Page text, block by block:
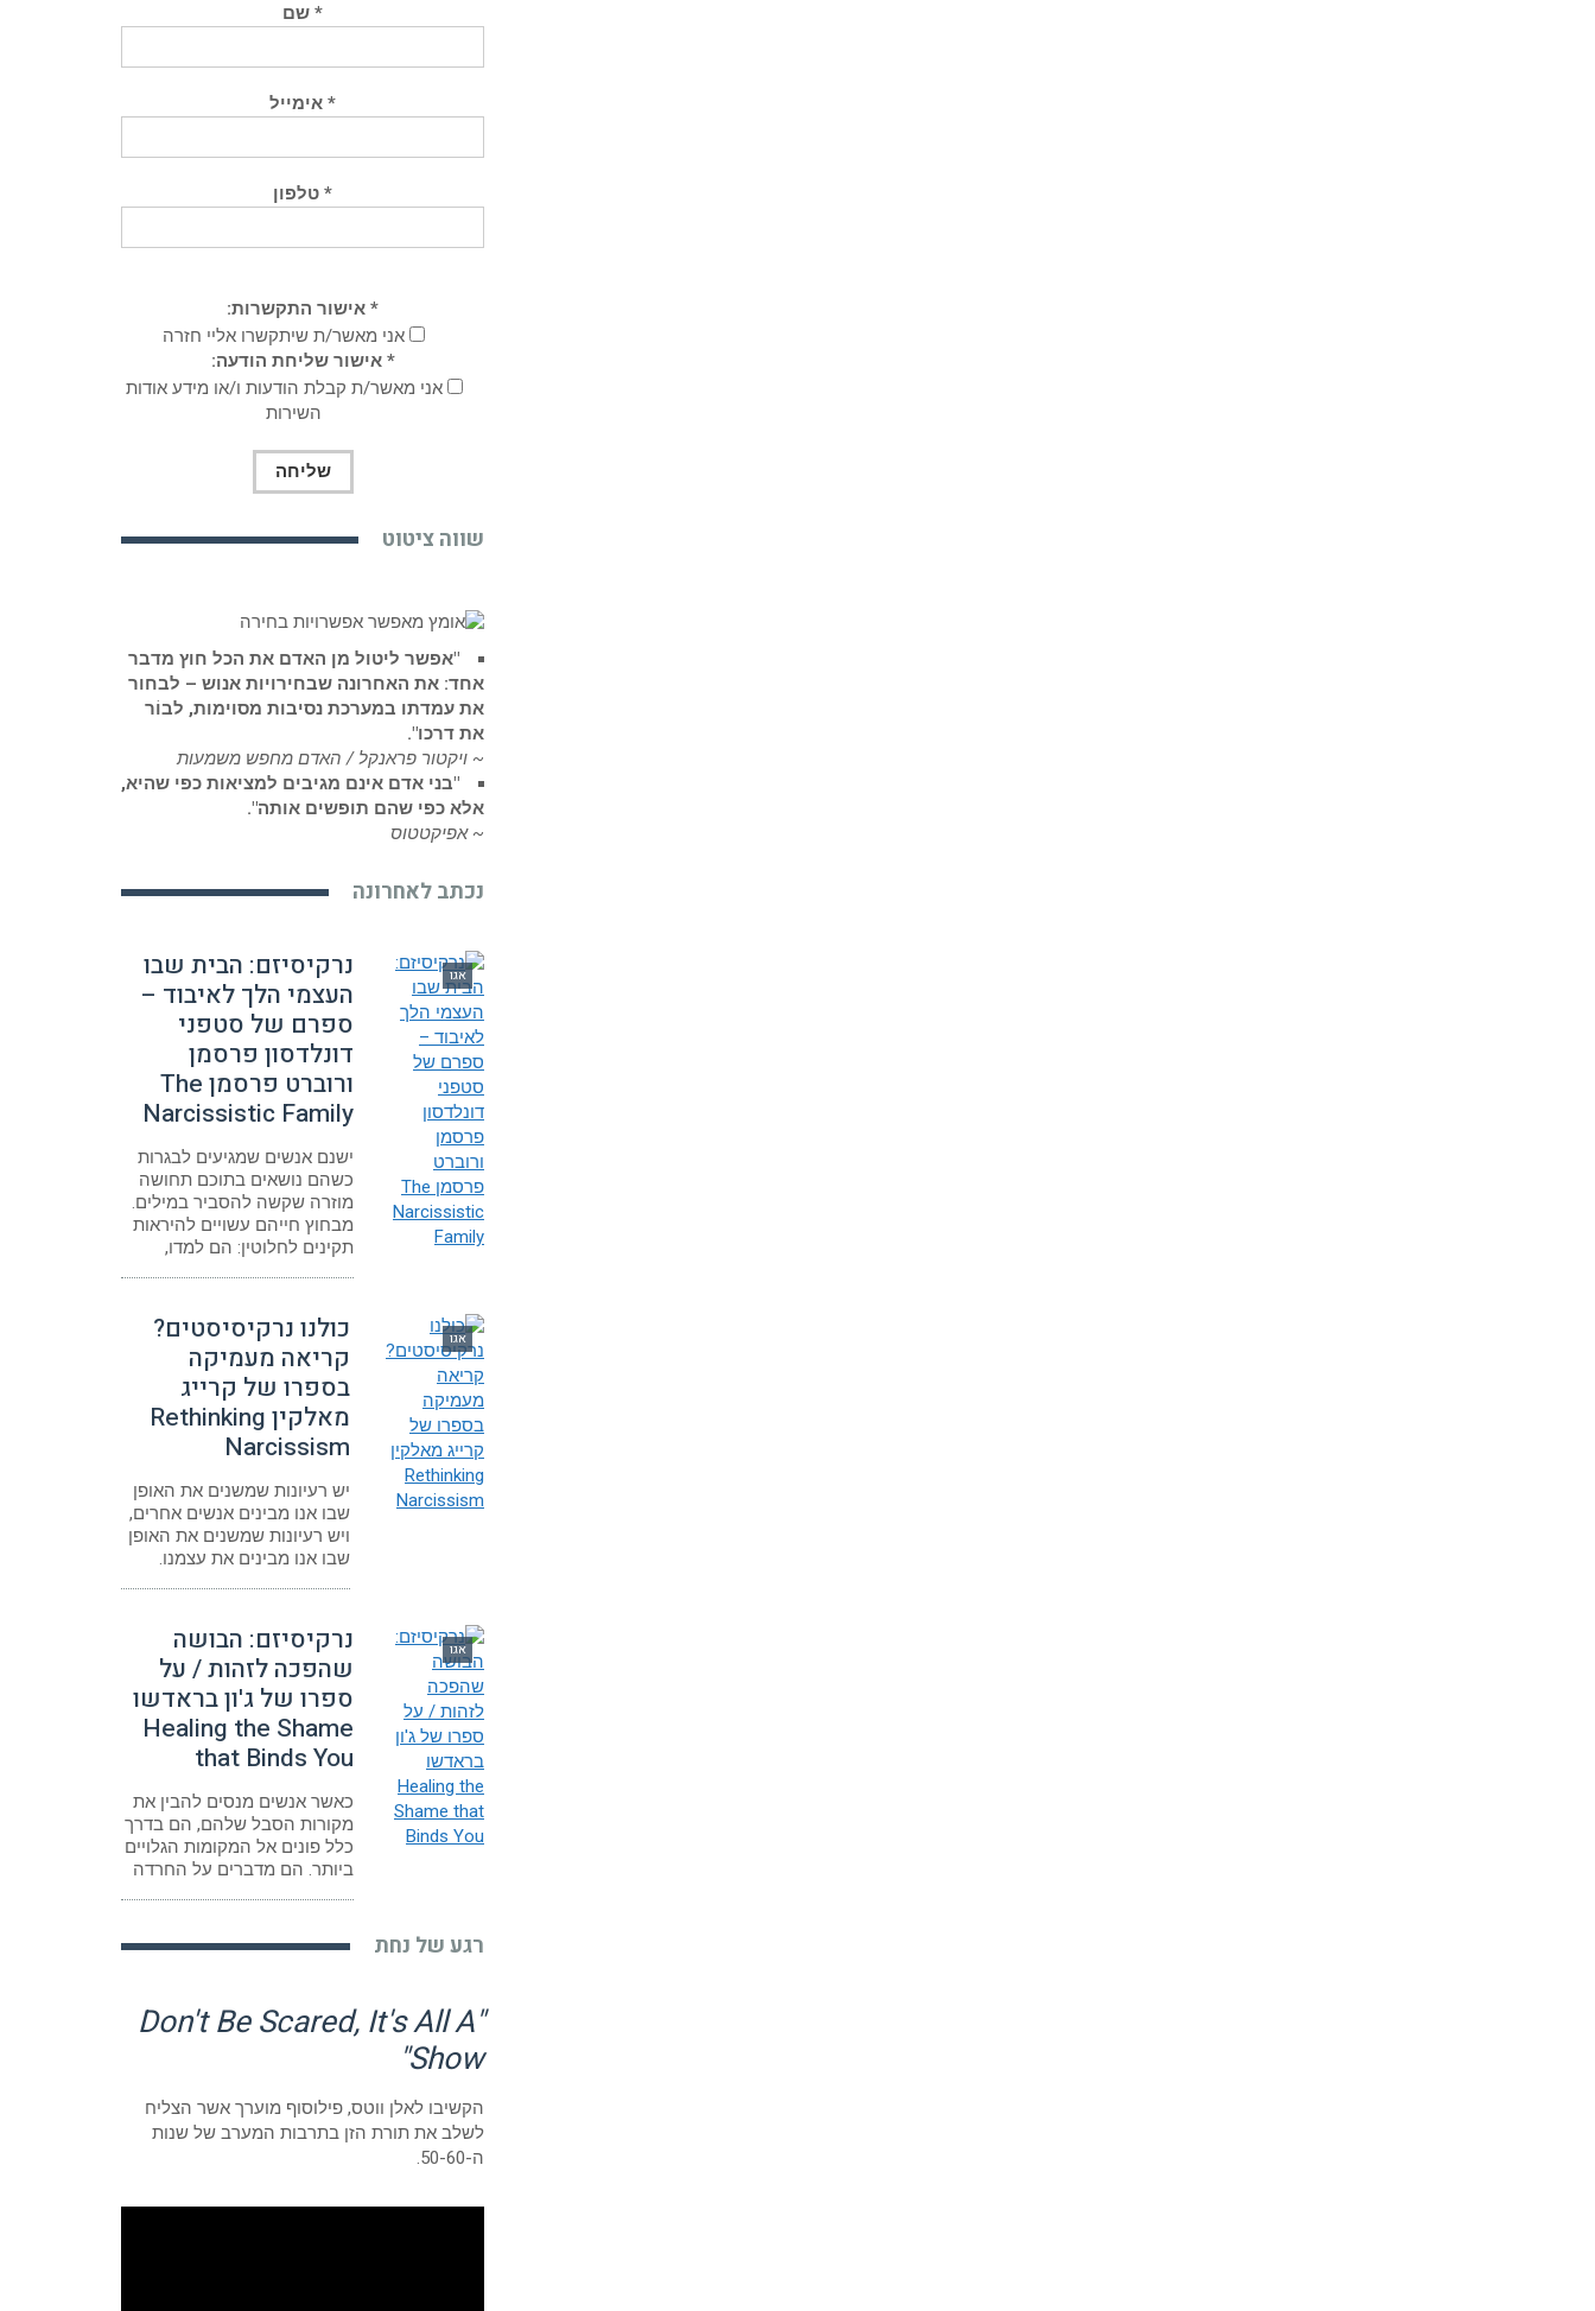
* שם
* אימייל
* טלפון
* אישור התקשרות:
אני מאשר/ת שיתקשרו אליי חזרה
* אישור שליחת הודעה:
אני מאשר/ת קבלת הודעות ו/או מידע אודות
השירות
שווה ציטוט
"אפשר ליטול מן האדם את הכל חוץ מדבר
אחד: את האחרונה שבחירויות אנוש – לבחור
את עמדתו במערכת נסיבות מסוימות, לבוֹר
את דרכו".
~ ויקטור פראנקל / האדם מחפש משמעות
"בני אדם אינם מגיבים למציאות כפי שהיא,
אלא כפי שהם תופשים אותה".
~ אפיקטטוס
נכתב לאחרונה
אגו
נרקיסיזם: הבית שבו
העצמי הלך לאיבוד –
ספרם של סטפני
דונלדסון פרסמן
ורוברט פרסמן The
Narcissistic Family
ישנם אנשים שמגיעים לבגרות
כשהם נושאים בתוכם תחושה
מוזרה שקשה להסביר במילים.
מבחוץ חייהם עשויים להיראות
תקינים לחלוטין: הם למדו,
אגו
כולנו נרקיסיסטים?
קריאה מעמיקה
בספרו של קרייג
מאלקין Rethinking
Narcissism
יש רעיונות שמשנים את האופן
שבו אנו מבינים אנשים אחרים,
ויש רעיונות שמשנים את האופן
שבו אנו מבינים את עצמנו.
אגו
נרקיסיזם: הבושה
שהפכה לזהות / על
ספרו של ג'ון בראדשו
Healing the Shame
that Binds You
כאשר אנשים מנסים להבין את
מקורות הסבל שלהם, הם בדרך
כלל פונים אל המקומות הגלויים
ביותר. הם מדברים על החרדה
רגע של נחת
"Don't Be Scared, It's All A
Show"
הקשיבו לאלן ווטס, פילוסוף מוערך אשר הצליח
לשלב את תורת הזן בתרבות המערב של שנות
ה-50-60.